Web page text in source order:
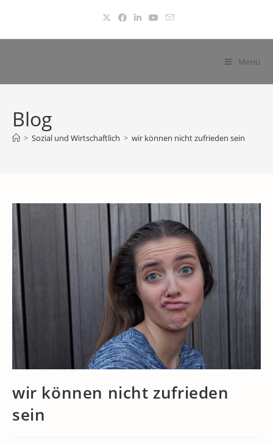
springen
Menü
Blog
> Sozial und Wirtschaftlich > wir können nicht zufrieden sein
wir können nicht zufrieden
sein